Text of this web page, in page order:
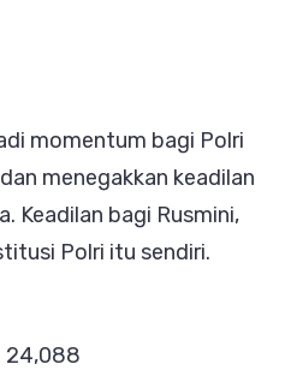
momentum bagi Polri
menegakkan keadilan
Keadilan bagi Rusmini,
Polri itu sendiri.
24,088